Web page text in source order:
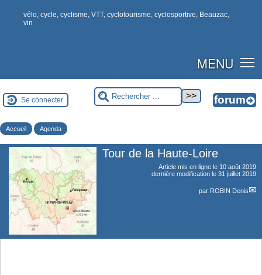
vélo, cycle, cyclisme, VTT, cyclotourisme, cyclosportive, Beauzac,
vin
MENU
Se connecter
Accueil Agenda
Tour de la Haute-Loire
Article mis en ligne le 10 août 2019
dernière modification le 31 juillet 2019
par ROBIN Denis